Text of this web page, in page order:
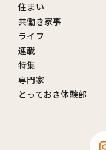
住まい
共働き家事
ライフ
連載
特集
専門家
とっておき体験部